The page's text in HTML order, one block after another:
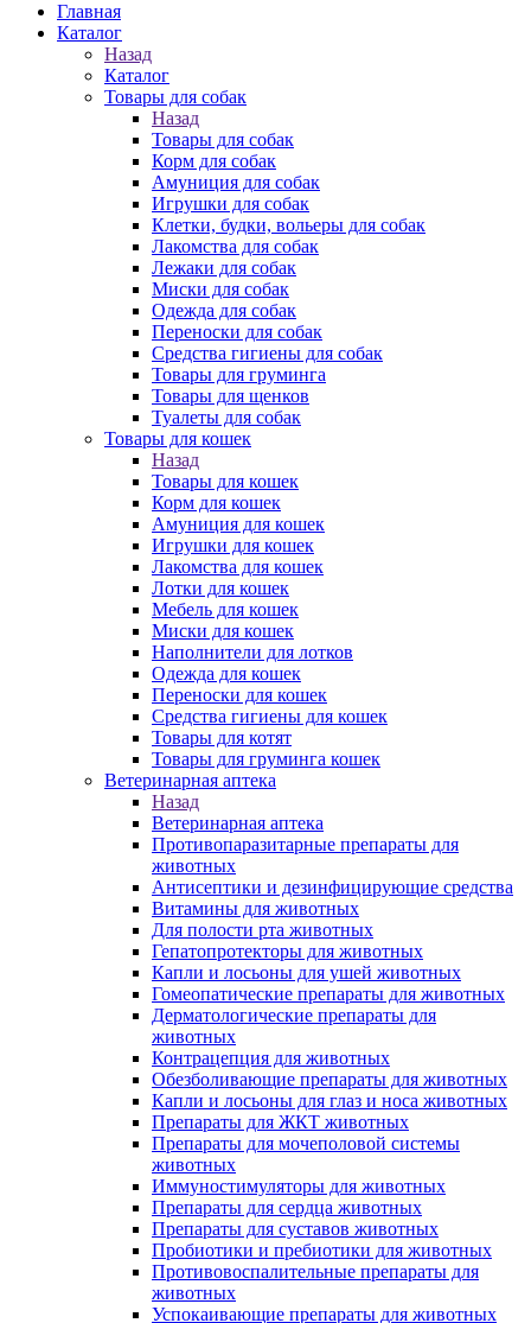
Главная
Каталог
Назад
Каталог
Товары для собак
Назад
Товары для собак
Корм для собак
Амуниция для собак
Игрушки для собак
Клетки, будки, вольеры для собак
Лакомства для собак
Лежаки для собак
Миски для собак
Одежда для собак
Переноски для собак
Средства гигиены для собак
Товары для груминга
Товары для щенков
Туалеты для собак
Товары для кошек
Назад
Товары для кошек
Корм для кошек
Амуниция для кошек
Игрушки для кошек
Лакомства для кошек
Лотки для кошек
Мебель для кошек
Миски для кошек
Наполнители для лотков
Одежда для кошек
Переноски для кошек
Средства гигиены для кошек
Товары для котят
Товары для груминга кошек
Ветеринарная аптека
Назад
Ветеринарная аптека
Противопаразитарные препараты для
животных
Антисептики и дезинфицирующие средства
Витамины для животных
Для полости рта животных
Гепатопротекторы для животных
Капли и лосьоны для ушей животных
Гомеопатические препараты для животных
Дерматологические препараты для
животных
Контрацепция для животных
Обезболивающие препараты для животных
Капли и лосьоны для глаз и носа животных
Препараты для ЖКТ животных
Препараты для мочеполовой системы
животных
Иммуностимуляторы для животных
Препараты для сердца животных
Препараты для суставов животных
Пробиотики и пребиотики для животных
Противовоспалительные препараты для
животных
Успокаивающие препараты для животных